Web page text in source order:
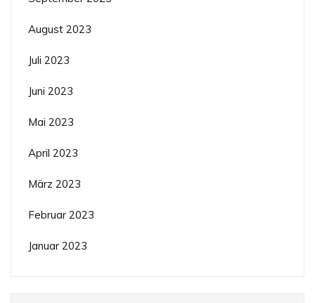
August 2023
Juli 2023
Juni 2023
Mai 2023
April 2023
März 2023
Februar 2023
Januar 2023